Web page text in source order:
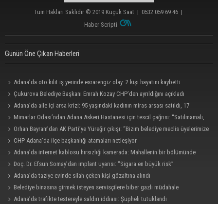
Tüm Hakları Saklıdır © 2019 Küçük Saat | 0532 059 69 46 |
Haber Scripti
Günün Öne Çıkan Haberleri
Adana’da oto kilit iş yerinde esrarengiz olay: 2 kişi hayatını kaybetti
Çukurova Belediye Başkanı Emrah Kozay CHP’den ayrıldığını açıkladı
Adana’da aile içi arsa krizi: 95 yaşındaki kadının miras arsası satıldı, 17
milyonun 13 milyonu harcandı
Mimarlar Odası’ndan Adana Askeri Hastanesi için tescil çağrısı: “Satılmamalı,
amaç dışı kullanılmamalı”
Orhan Bayram’dan AK Parti’ye Yüreğir çıkışı: “Bizim belediye meclis üyelerimize
ne yaptınız? Siz önce onu anlatın”
CHP Adana’da ilçe başkanlığı atamaları netleşiyor
Adana’da internet kablosu hırsızlığı kamerada: Mahallenin bir bölümünde
internet erişimi kesildi
Doç. Dr. Efsun Somay’dan implant uyarısı: “Sigara en büyük risk”
Adana’da taziye evinde silah çeken kişi gözaltına alındı
Belediye binasına girmek isteyen servisçilere biber gazlı müdahale
Adana’da trafikte testereyle saldırı iddiası: Şüpheli tutuklandı